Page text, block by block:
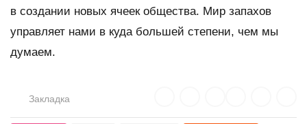
в создании новых ячеек общества. Мир запахов
управляет нами в куда большей степени, чем мы
думаем.
Закладка